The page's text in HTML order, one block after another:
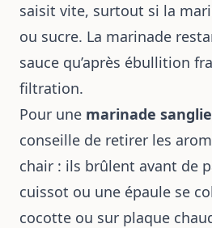
saisit vite, surtout si la
ou sucre. La marinade
sauce qu’après ébullition
filtration.
Pour une marinade
conseille de retirer les
chair : ils brûlent avant de
cuissot ou une épaule se
cocotte ou sur plaque